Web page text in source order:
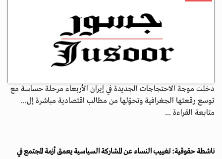
دخلت موجة الاحتجاجات الجديدة في إيران الأربعاء مرحلة حساسة مع
توسع رقعتها الجغرافية وتحوّلها من مطالب اقتصادية مباشرة إل...
متابعة القراءة ...
ناشطة حقوقية: تغييب النساء عن المشاركة السياسية يعمق أزمة المجتمع في